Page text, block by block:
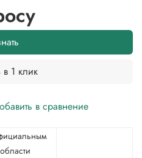
в сравнение
в 1 клик